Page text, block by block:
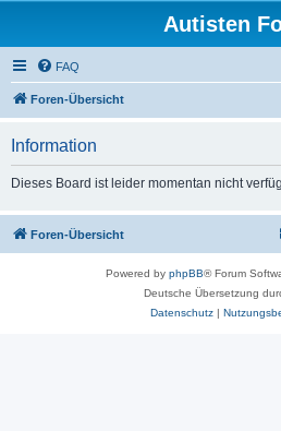
Autisten
FAQ
Foren-Übersicht
Information
Dieses Board ist leider momentan nicht
Foren-Übersicht
Powered by phpBB® Forum
Deutsche Übersetzung
Datenschutz|